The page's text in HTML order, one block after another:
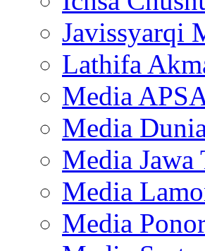
Javissyarqi
Lathifa
Media
Media
Media Jawa
Media
Media